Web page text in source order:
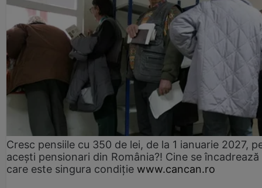
Cresc pensiile cu 350 de lei, de la 1 ianuarie 2027,
acești pensionari din România?! Cine se încadrează
care este singura condiție www.cancan.ro